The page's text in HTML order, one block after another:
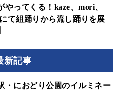
やってくる！kaze、mori、
て組踊りから流し踊りを展
新記事
・におどり公園のイルミネー